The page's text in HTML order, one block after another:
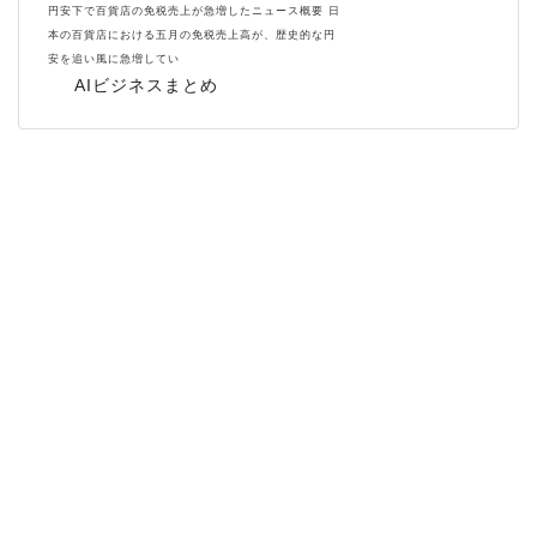
AIビジネスまとめ
円安下で百貨店の免税売上が急増したニュース概要 日
本の百貨店における五月の免税売上高が、歴史的な円
安を追い風に急増してい